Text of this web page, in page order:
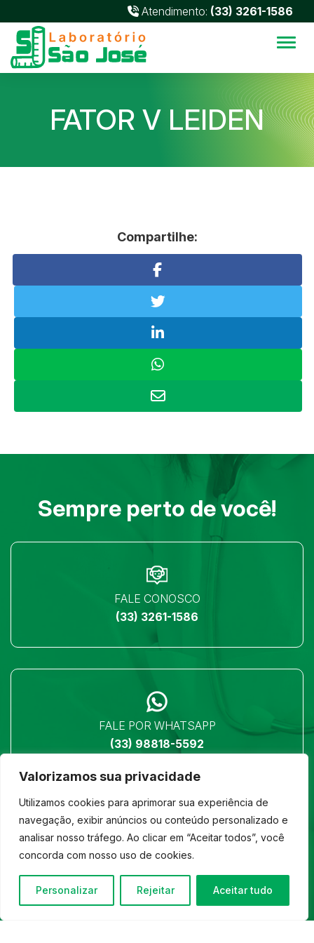
Valorizamos sua privacidade
Utilizamos cookies para aprimorar sua experiência de
navegação, exibir anúncios ou conteúdo personalizado e
analisar nosso tráfego. Ao clicar em “Aceitar todos”, você
concorda com nosso uso de cookies.
Personalizar Rejeitar Aceitar tudo
Atendimento: (33) 3261-1586
FATOR V LEIDEN
Compartilhe:
Sempre perto de você!
FALE CONOSCO
(33) 3261-1586
FALE POR WHATSAPP
(33) 98818-5592
LOCALIZAÇÃO